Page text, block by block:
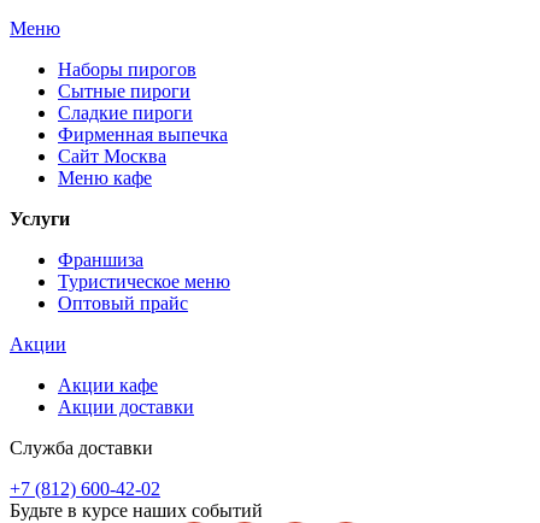
Меню
Наборы пирогов
Сытные пироги
Сладкие пироги
Фирменная выпечка
Сайт Москва
Меню кафе
Услуги
Франшиза
Туристическое меню
Оптовый прайс
Акции
Акции кафе
Акции доставки
Служба доставки
+7 (812) 600-42-02
Будьте в курсе наших событий